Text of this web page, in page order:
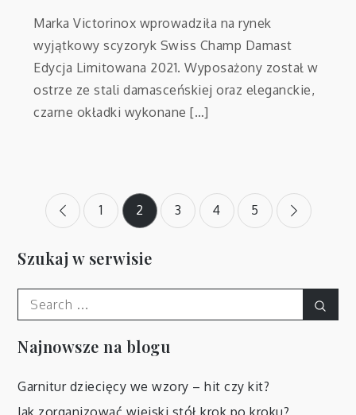
Marka Victorinox wprowadziła na rynek
wyjątkowy scyzoryk Swiss Champ Damast
Edycja Limitowana 2021. Wyposażony został w
ostrze ze stali damasceńskiej oraz eleganckie,
czarne okładki wykonane […]
Stronicowanie
wpisów
1 2 3 4 5
Szukaj w serwisie
Search
for:
Najnowsze na blogu
Garnitur dziecięcy we wzory – hit czy kit?
Jak zorganizować wiejski stół krok po kroku?